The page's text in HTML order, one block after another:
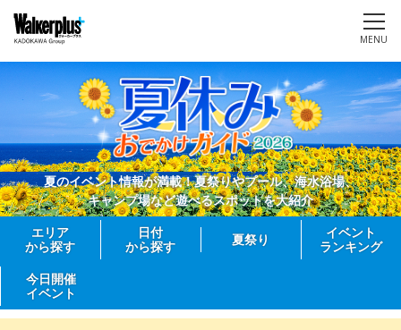
MENU
夏のイベント情報が満載！夏祭りやプール、海水浴場、
キャンプ場など遊べるスポットを大紹介
エリア
から探す
日付
から探す
夏祭り
イベント
ランキング
今日開催
イベント